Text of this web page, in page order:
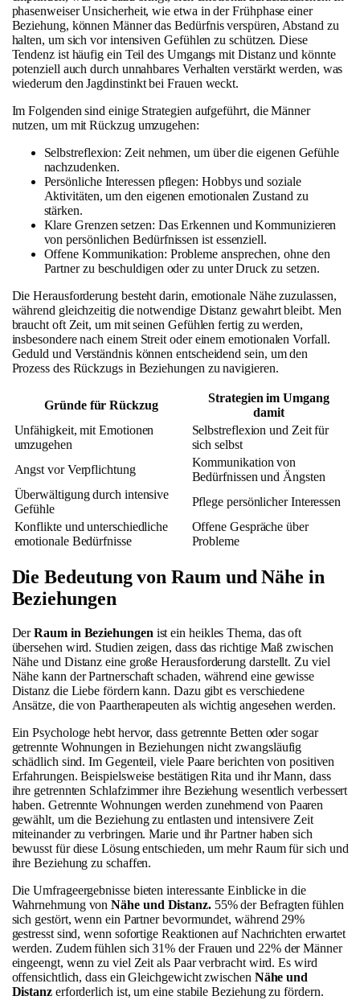
phasenweiser Unsicherheit, wie etwa in der Frühphase einer
Beziehung, können Männer das Bedürfnis verspüren, Abstand zu
halten, um sich vor intensiven Gefühlen zu schützen. Diese
Tendenz ist häufig ein Teil des Umgangs mit Distanz und könnte
potenziell auch durch unnahbares Verhalten verstärkt werden, was
wiederum den Jagdinstinkt bei Frauen weckt.
Im Folgenden sind einige Strategien aufgeführt, die Männer
nutzen, um mit Rückzug umzugehen:
Selbstreflexion: Zeit nehmen, um über die eigenen Gefühle
nachzudenken.
Persönliche Interessen pflegen: Hobbys und soziale
Aktivitäten, um den eigenen emotionalen Zustand zu
stärken.
Klare Grenzen setzen: Das Erkennen und Kommunizieren
von persönlichen Bedürfnissen ist essenziell.
Offene Kommunikation: Probleme ansprechen, ohne den
Partner zu beschuldigen oder zu unter Druck zu setzen.
Die Herausforderung besteht darin, emotionale Nähe zuzulassen,
während gleichzeitig die notwendige Distanz gewahrt bleibt. Men
braucht oft Zeit, um mit seinen Gefühlen fertig zu werden,
insbesondere nach einem Streit oder einem emotionalen Vorfall.
Geduld und Verständnis können entscheidend sein, um den
Prozess des Rückzugs in Beziehungen zu navigieren.
Gründe für Rückzug
Strategien im Umgang
damit
Unfähigkeit, mit Emotionen
umzugehen
Selbstreflexion und Zeit für
sich selbst
Angst vor Verpflichtung
Kommunikation von
Bedürfnissen und Ängsten
Überwältigung durch intensive
Gefühle
Pflege persönlicher Interessen
Konflikte und unterschiedliche
emotionale Bedürfnisse
Offene Gespräche über
Probleme
Die Bedeutung von Raum und Nähe in
Beziehungen
DerRaum in Beziehungen ist ein heikles Thema, das oft
übersehen wird. Studien zeigen, dass das richtige Maß zwischen
Nähe und Distanz eine große Herausforderung darstellt. Zu viel
Nähe kann der Partnerschaft schaden, während eine gewisse
Distanz die Liebe fördern kann. Dazu gibt es verschiedene
Ansätze, die von Paartherapeuten als wichtig angesehen werden.
Ein Psychologe hebt hervor, dass getrennte Betten oder sogar
getrennte Wohnungen in Beziehungen nicht zwangsläufig
schädlich sind. Im Gegenteil, viele Paare berichten von positiven
Erfahrungen. Beispielsweise bestätigen Rita und ihr Mann, dass
ihre getrennten Schlafzimmer ihre Beziehung wesentlich verbessert
haben. Getrennte Wohnungen werden zunehmend von Paaren
gewählt, um die Beziehung zu entlasten und intensivere Zeit
miteinander zu verbringen. Marie und ihr Partner haben sich
bewusst für diese Lösung entschieden, um mehr Raum für sich und
ihre Beziehung zu schaffen.
Die Umfrageergebnisse bieten interessante Einblicke in die
Wahrnehmung vonNähe und Distanz.55% der Befragten fühlen
sich gestört, wenn ein Partner bevormundet, während 29%
gestresst sind, wenn sofortige Reaktionen auf Nachrichten erwartet
werden. Zudem fühlen sich 31% der Frauen und 22% der Männer
eingeengt, wenn zu viel Zeit als Paar verbracht wird. Es wird
offensichtlich, dass ein Gleichgewicht zwischen Nähe und
Distanzerforderlich ist, um eine stabile Beziehung zu fördern.